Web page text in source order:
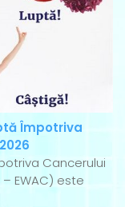
Împotriva
Cancerului
EWAC) este